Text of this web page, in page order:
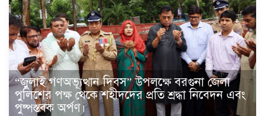
“জুলাই গণঅভ্যূত্থান দিবস” উপলক্ষে বরগুনা জেলা
পুলিশের পক্ষ থেকে শহীদদের প্রতি শ্রদ্ধা নিবেদন এবং
পুষ্পস্তবক অর্পণ।